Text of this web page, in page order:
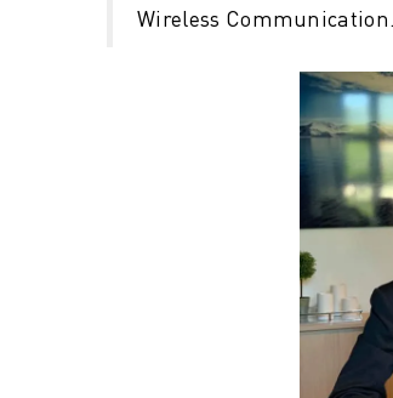
Wireless Communication.